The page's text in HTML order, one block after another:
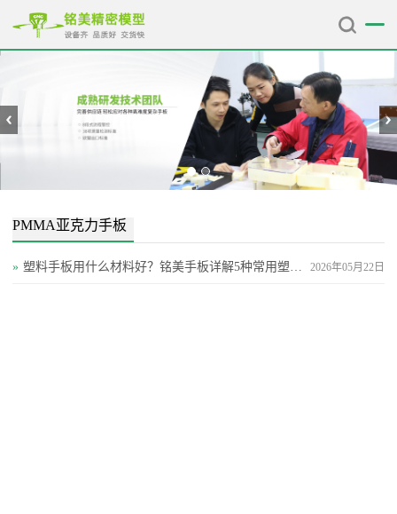
PMMA亚克力手板
2026年05月22日
» 塑料手板用什么材料好？铭美手板详解5种常用塑胶性能对比